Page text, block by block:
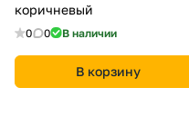
коричневый
0 0 В наличии
В корзину